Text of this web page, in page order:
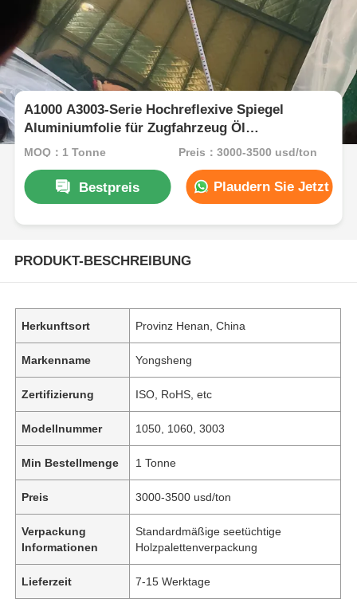
A1000 A3003-Serie Hochreflexive Spiegel
Aluminiumfolie für Zugfahrzeug Öl
schwimmende Scheiben Türkern
MOQ：1 Tonne Preis：3000-3500 usd/ton
Bestpreis Plaudern Sie Jetzt
PRODUKT-BESCHREIBUNG
Herkunftsort Provinz Henan, China
Markenname Yongsheng
Zertifizierung ISO, RoHS, etc
Modellnummer 1050, 1060, 3003
Min Bestellmenge 1 Tonne
Preis 3000-3500 usd/ton
Verpackung
Informationen
Standardmäßige seetüchtige
Holzpalettenverpackung
Lieferzeit 7-15 Werktage